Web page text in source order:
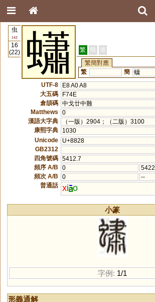
虫
142
16
(22)
蠨 繁 簡 港
繁簡對應
繁
簡 蟏
UTF-8
E8 A0 A8
大五碼
F74E
倉頡碼 中戈廿中難
Matthews
0
漢語大字典
（一版）2904；（二版）3100
康熙字典
1030
Unicode
U+8828
GB2312
四角號碼 5412.7
頻序 A/B
0
5422
頻次 A/B
0
--
普通話 xi o
小篆
字例: 1/1
形義通解